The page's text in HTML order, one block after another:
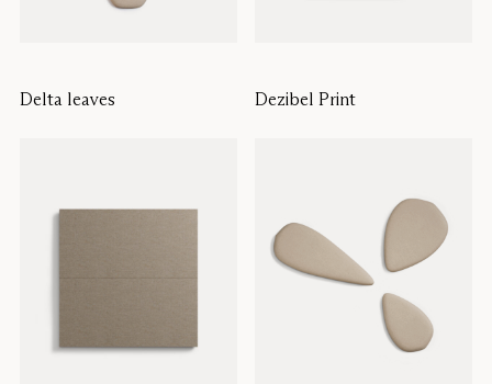
Delta leaves Dezibel Print